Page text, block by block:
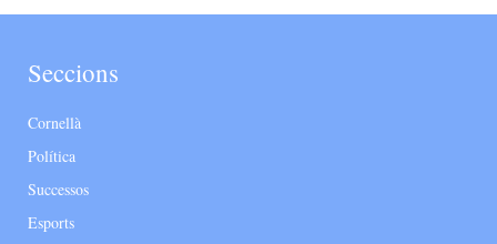
Seccions
Cornellà
Política
Successos
Esports